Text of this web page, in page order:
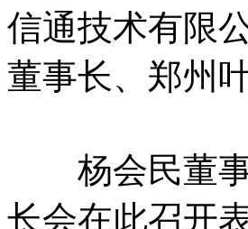
信通技术有限
董事长、郑州
杨会民董事
长会在此召开